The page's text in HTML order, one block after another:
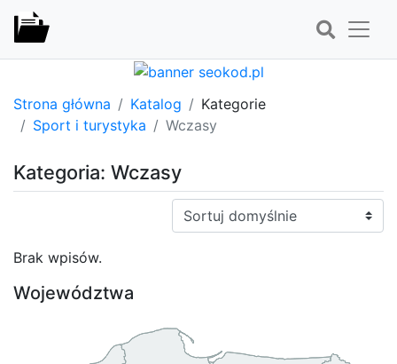
Strona główna Katalog
Kategorie
Sport i turystyka
Wczasy
Kategoria: Wczasy
Sortuj:
Brak wpisów.
Województwa